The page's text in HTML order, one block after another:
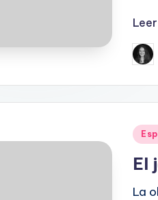
por
El
La